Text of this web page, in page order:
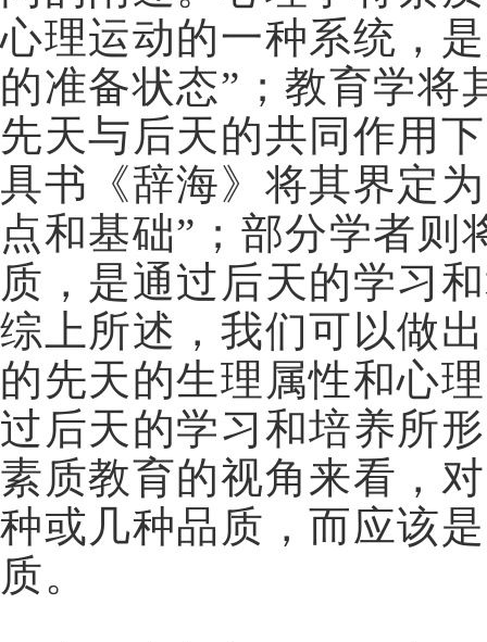
心理运动的一种系统，
的准备状态”；教育学将
先天与后天的共同作用
具书《辞海》将其界定
点和基础”；部分学者则
质，是通过后天的学习
综上所述，我们可以做
的先天的生理属性和心
过后天的学习和培养所
素质教育的视角来看，
种或几种品质，而应该
质。